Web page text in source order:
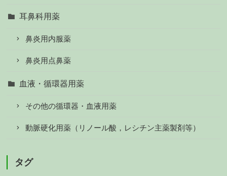
耳鼻科用薬
鼻炎用内服薬
鼻炎用点鼻薬
血液・循環器用薬
その他の循環器・血液用薬
動脈硬化用薬（リノール酸，レシチン主薬製剤等）
タグ